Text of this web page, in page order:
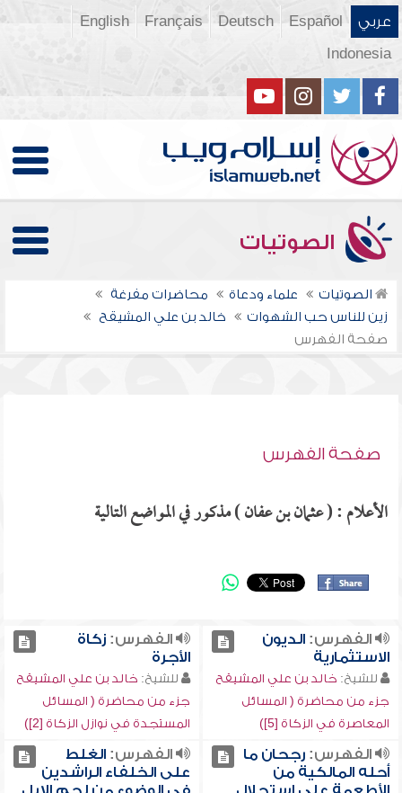
عربي Español
Deutsch
Français
English
Indonesia
الصوتيات
الصوتيات علماء ودعاة
محاضرات مفرغة
زين للناس حب الشهوات
خالد بن علي المشيقح
صفحة الفهرس
صفحة الفهرس
الأعلام : ( عثمان بن عفان ) مذكور في المواضع التالية
الفهرس:الديون
الاستثمارية
للشيخ: خالد بن علي المشيقح
جزء من محاضرة ( المسائل
المعاصرة في الزكاة [5])
الفهرس:زكاة
الأجرة
للشيخ: خالد بن علي المشيقح
جزء من محاضرة ( المسائل
المستجدة في نوازل الزكاة [2])
الفهرس:رجحان ما
أحله المالكية من
الفهرس:الغلط
على الخلفاء الراشدين